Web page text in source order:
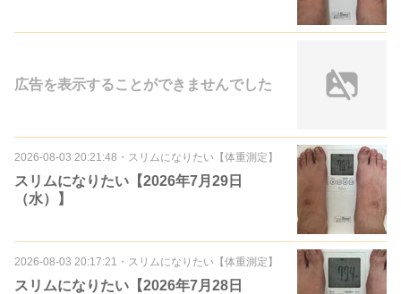
広告を表示することができませんでした
2026-08-03 20:21:48 ・ スリムになりたい【体重測定】
スリムになりたい【2026年7月29日
（水）】
2026-08-03 20:17:21 ・ スリムになりたい【体重測定】
スリムになりたい【2026年7月28日